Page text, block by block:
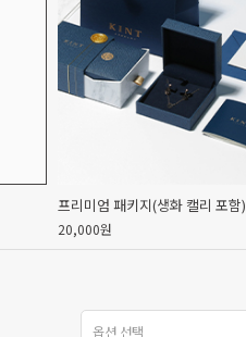
프리미엄 패키지(생화 캘리 포함)
20,000원